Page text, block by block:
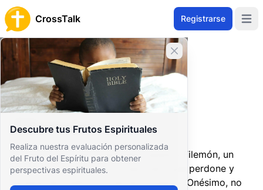
CrossTalk Registrarse
Cerrar banner
Descubre tus Frutos Espirituales
Realiza nuestra evaluación personalizada
del Fruto del Espíritu para obtener
perspectivas espirituales.
Inicio
Archivo de Preguntas
Nuevo Testamento
Epístolas Paulinas
Filemón
Filemón
En esta carta personal, Pablo apela a Filemón, un
líder de la iglesia en Colosas, para que perdone y
acepte de vuelta a su esclavo fugitivo Onésimo, no